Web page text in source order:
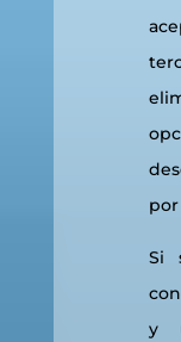
Si
y